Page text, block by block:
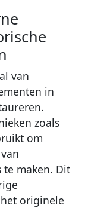
van
in
zoals
om
te maken. Dit
originele